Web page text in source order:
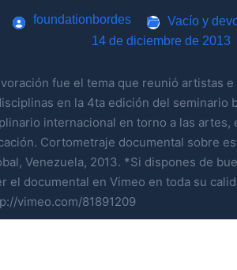
foundationbordes
Vacío y
14 de diciembre de 2013
fue el tema que reunió artistas
en la 4ta edición del seminario
internacional en torno a las artes,
Cortometraje documental sobre
Venezuela, 2013. *Si dispones de
el documental en Vimeo en toda su
vimeo.com/81891209